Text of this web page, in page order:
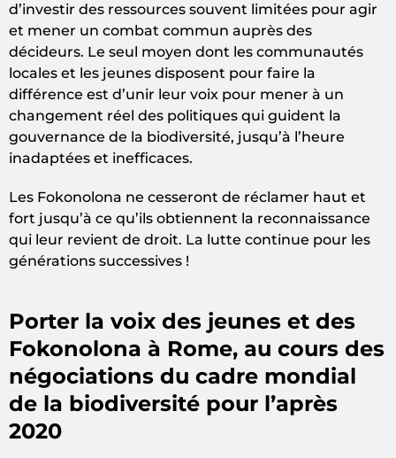
d’investir des ressources souvent limitées pour agir
et mener un combat commun auprès des
décideurs. Le seul moyen dont les communautés
locales et les jeunes disposent pour faire la
différence est d’unir leur voix pour mener à un
changement réel des politiques qui guident la
gouvernance de la biodiversité, jusqu’à l’heure
inadaptées et inefficaces.
Les Fokonolona ne cesseront de réclamer haut et
fort jusqu’à ce qu’ils obtiennent la reconnaissance
qui leur revient de droit. La lutte continue pour les
générations successives !
Porter la voix des jeunes et des
Fokonolona à Rome, au cours des
négociations du cadre mondial
de la biodiversité pour l’après
2020